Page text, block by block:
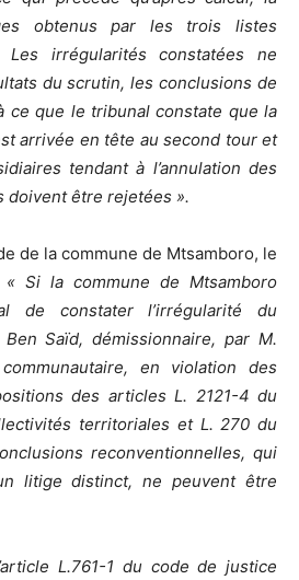
obtenus par les trois listes
Les irrégularités constatées ne
du scrutin, les conclusions de
ce que le tribunal constate que la
arrivée en tête au second tour et
tendant à l’annulation des
doivent être rejetées ».
de la commune de Mtsamboro, le
« Si la commune de Mtsamboro
de constater l’irrégularité du
Saïd, démissionnaire, par M.
en violation des
des articles L. 2121-4 du
territoriales et L. 270 du
reconventionnelles, qui
litige distinct, ne peuvent être
L.761-1 du code de justice